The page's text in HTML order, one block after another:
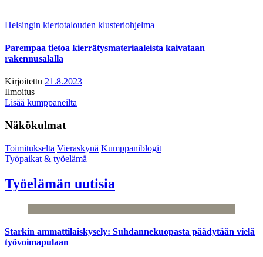
Helsingin kiertotalouden klusteriohjelma
Parempaa tietoa kierrätysmateriaaleista kaivataan
rakennusalalla
Kirjoitettu 21.8.2023
Ilmoitus
Lisää kumppaneilta
Näkökulmat
Toimitukselta Vieraskynä Kumppaniblogit
Työpaikat & työelämä
Työelämän uutisia
Starkin ammattilaiskysely: Suhdannekuopasta päädytään vielä
työvoimapulaan